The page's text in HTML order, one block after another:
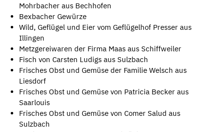
Mohrbacher aus Bechhofen
Bexbacher Gewürze
Wild, Geflügel und Eier vom Geflügelhof Presser aus
Illingen
Metzgereiwaren der Firma Maas aus Schiffweiler
Fisch von Carsten Ludigs aus Sulzbach
Frisches Obst und Gemüse der Familie Welsch aus
Liesdorf
Frisches Obst und Gemüse von Patricia Becker aus
Saarlouis
Frisches Obst und Gemüse von Comer Salud aus
Sulzbach